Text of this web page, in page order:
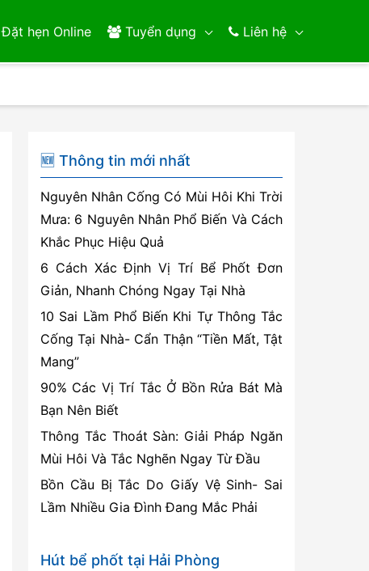
Đặt hẹn Online Tuyển dụng Liên hệ
🆕 Thông tin mới nhất
Nguyên Nhân Cống Có Mùi Hôi Khi Trời
Mưa: 6 Nguyên Nhân Phổ Biến Và Cách
Khắc Phục Hiệu Quả
6 Cách Xác Định Vị Trí Bể Phốt Đơn
Giản, Nhanh Chóng Ngay Tại Nhà
10 Sai Lầm Phổ Biến Khi Tự Thông Tắc
Cống Tại Nhà- Cẩn Thận “Tiền Mất, Tật
Mang”
90% Các Vị Trí Tắc Ở Bồn Rửa Bát Mà
Bạn Nên Biết
Thông Tắc Thoát Sàn: Giải Pháp Ngăn
Mùi Hôi Và Tắc Nghẽn Ngay Từ Đầu
Bồn Cầu Bị Tắc Do Giấy Vệ Sinh- Sai
Lầm Nhiều Gia Đình Đang Mắc Phải
Hút bể phốt tại Hải Phòng